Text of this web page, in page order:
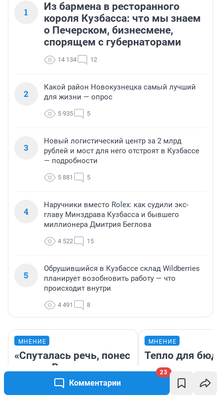
Комментарии
23
1
Из бармена в ресторанного
короля Кузбасса: что мы знаем
о Печерском, бизнесмене,
спорящем с губернаторами
14 134 12
2
Какой район Новокузнецка самый лучший
для жизни — опрос
5 935 5
3
Новый логистический центр за 2 млрд
рублей и мост для него отстроят в Кузбассе
— подробности
5 881 5
4
Наручники вместо Rolex: как судили экс-
главу Минздрава Кузбасса и бывшего
миллионера Дмитрия Беглова
4 522 15
5
Обрушившийся в Кузбассе склад Wildberries
планирует возобновить работу — что
происходит внутри
4 491 8
МНЕНИЕ
«Спуталась речь, понес
пургу». Врач — о
смертельном диагнозе,
который сложно
МНЕНИЕ
Тепло для
холодно в
зимой.
ездит на